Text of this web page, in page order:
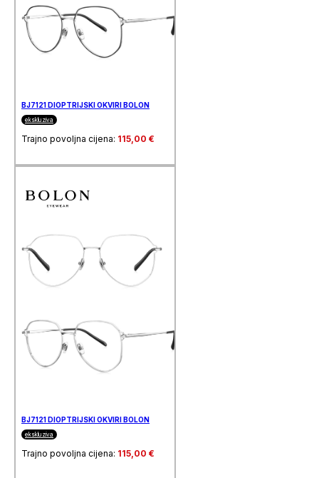
BJ7121 DIOPTRIJSKI OKVIRI BOLON
ekskluziva
Trajno povoljna cijena: 115,00 €
BJ7121 DIOPTRIJSKI OKVIRI BOLON
ekskluziva
Trajno povoljna cijena: 115,00 €